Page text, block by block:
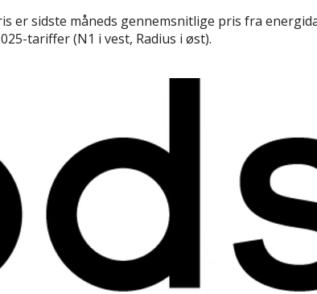
er sidste måneds gennemsnitlige pris fra
tariffer (N1 i vest, Radius i øst).